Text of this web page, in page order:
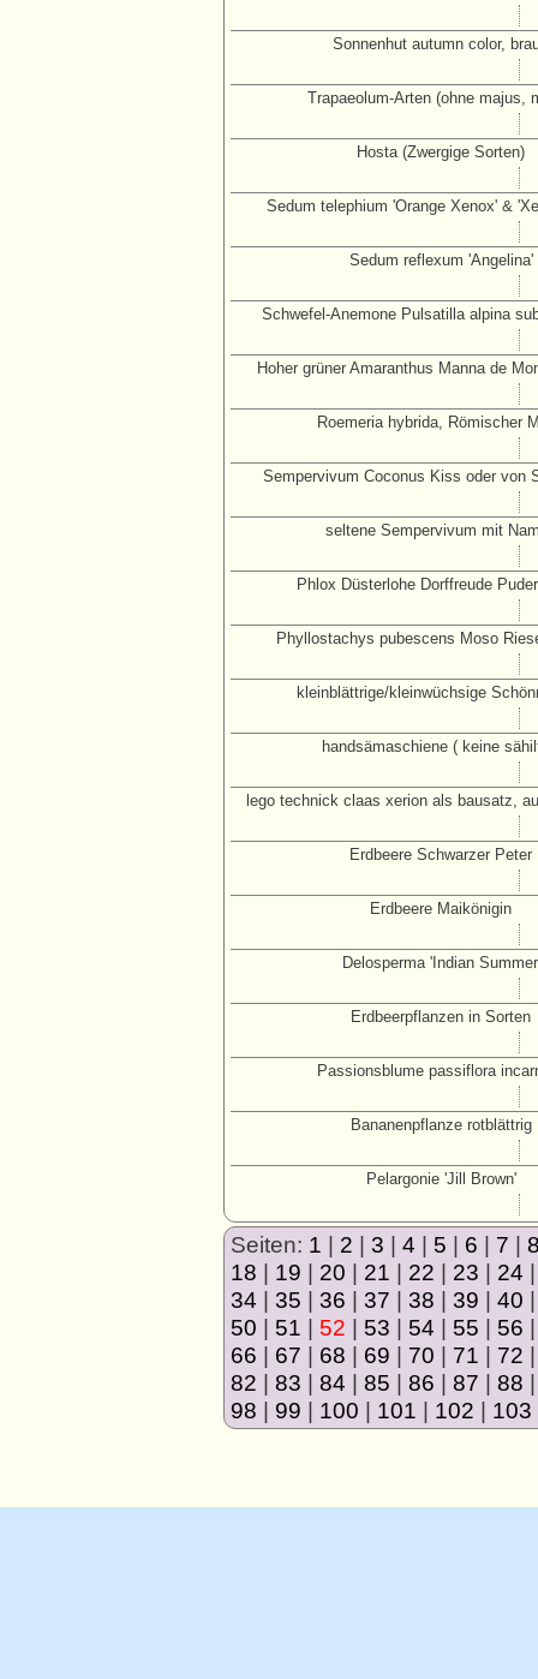
Sonnenhut autumn color,
Trapaeolum-Arten (ohne majus,
Hosta (Zwergige Sorten)
Sedum telephium 'Orange Xenox' &
Sedum reflexum 'Angelina'
Schwefel-Anemone Pulsatilla alpina
Hoher grüner Amaranthus Manna de
Roemeria hybrida, Römischer
Sempervivum Coconus Kiss oder von
seltene Sempervivum mit
Phlox Düsterlohe Dorffreude
Phyllostachys pubescens Moso
kleinblättrige/kleinwüchsige
handsämaschiene ( keine
lego technick claas xerion als bausatz,
Erdbeere Schwarzer Peter
Erdbeere Maikönigin
Delosperma 'Indian
Erdbeerpflanzen in Sorten
Passionsblume passiflora
Bananenpflanze rotblättrig
Pelargonie 'Jill Brown'
Seiten: 1 | 2 | 3 | 4 | 5 | 6 | 7 |
18 | 19 | 20 | 21 | 22 | 23 | 24
34 | 35 | 36 | 37 | 38 | 39 | 40
50 | 51 | 52 | 53 | 54 | 55 | 56
66 | 67 | 68 | 69 | 70 | 71 | 72
82 | 83 | 84 | 85 | 86 | 87 | 88
98 | 99 | 100 | 101 | 102 | 103